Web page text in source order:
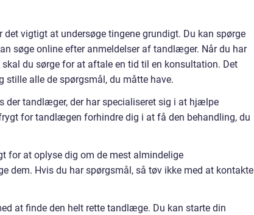
vigtigt at undersøge tingene grundigt. Du kan spørge
søge online efter anmeldelser af tandlæger. Når du har
du sørge for at aftale en tid til en konsultation. Det
alle de spørgsmål, du måtte have.
tandlæger, der har specialiseret sig i at hjælpe
for tandlægen forhindre dig i at få den behandling, du
for at oplyse dig om de mest almindelige
dem. Hvis du har spørgsmål, så tøv ikke med at kontakte
at finde den helt rette tandlæge. Du kan starte din